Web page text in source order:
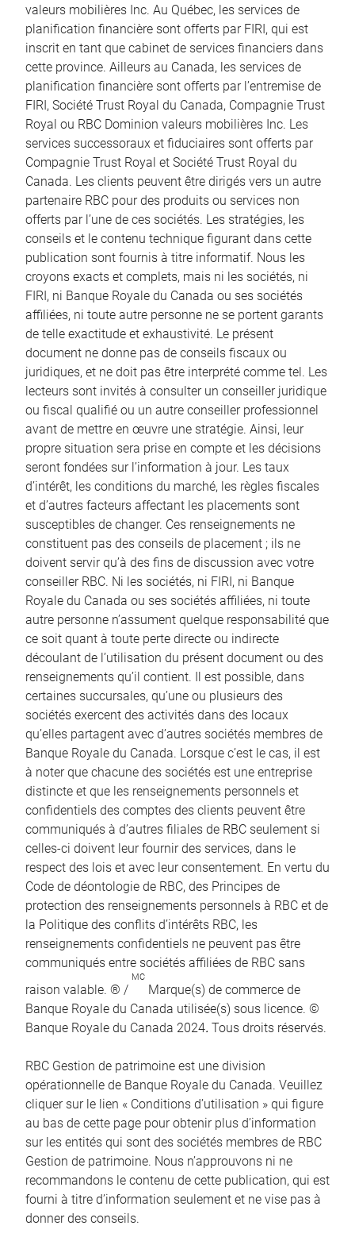
valeurs mobilières Inc. Au Québec, les services de
planification financière sont offerts par FIRI, qui est
inscrit en tant que cabinet de services financiers dans
cette province. Ailleurs au Canada, les services de
planification financière sont offerts par l’entremise de
FIRI, Société Trust Royal du Canada, Compagnie Trust
Royal ou RBC Dominion valeurs mobilières Inc. Les
services successoraux et fiduciaires sont offerts par
Compagnie Trust Royal et Société Trust Royal du
Canada. Les clients peuvent être dirigés vers un autre
partenaire RBC pour des produits ou services non
offerts par l’une de ces sociétés. Les stratégies, les
conseils et le contenu technique figurant dans cette
publication sont fournis à titre informatif. Nous les
croyons exacts et complets, mais ni les sociétés, ni
FIRI, ni Banque Royale du Canada ou ses sociétés
affiliées, ni toute autre personne ne se portent garants
de telle exactitude et exhaustivité. Le présent
document ne donne pas de conseils fiscaux ou
juridiques, et ne doit pas être interprété comme tel. Les
lecteurs sont invités à consulter un conseiller juridique
ou fiscal qualifié ou un autre conseiller professionnel
avant de mettre en œuvre une stratégie. Ainsi, leur
propre situation sera prise en compte et les décisions
seront fondées sur l’information à jour. Les taux
d’intérêt, les conditions du marché, les règles fiscales
et d’autres facteurs affectant les placements sont
susceptibles de changer. Ces renseignements ne
constituent pas des conseils de placement ; ils ne
doivent servir qu’à des fins de discussion avec votre
conseiller RBC. Ni les sociétés, ni FIRI, ni Banque
Royale du Canada ou ses sociétés affiliées, ni toute
autre personne n’assument quelque responsabilité que
ce soit quant à toute perte directe ou indirecte
découlant de l’utilisation du présent document ou des
renseignements qu’il contient. Il est possible, dans
certaines succursales, qu’une ou plusieurs des
sociétés exercent des activités dans des locaux
qu’elles partagent avec d’autres sociétés membres de
Banque Royale du Canada. Lorsque c’est le cas, il est
à noter que chacune des sociétés est une entreprise
distincte et que les renseignements personnels et
confidentiels des comptes des clients peuvent être
communiqués à d’autres filiales de RBC seulement si
celles-ci doivent leur fournir des services, dans le
respect des lois et avec leur consentement. En vertu du
Code de déontologie de RBC, des Principes de
protection des renseignements personnels à RBC et de
la Politique des conflits d’intérêts RBC, les
renseignements confidentiels ne peuvent pas être
communiqués entre sociétés affiliées de RBC sans
raison valable. ® /
MC
Marque(s) de commerce de
Banque Royale du Canada utilisée(s) sous licence. ©
Banque Royale du Canada 2024. Tous droits réservés.
RBC Gestion de patrimoine est une division
opérationnelle de Banque Royale du Canada. Veuillez
cliquer sur le lien « Conditions d’utilisation » qui figure
au bas de cette page pour obtenir plus d’information
sur les entités qui sont des sociétés membres de RBC
Gestion de patrimoine. Nous n’approuvons ni ne
recommandons le contenu de cette publication, qui est
fourni à titre d’information seulement et ne vise pas à
donner des conseils.